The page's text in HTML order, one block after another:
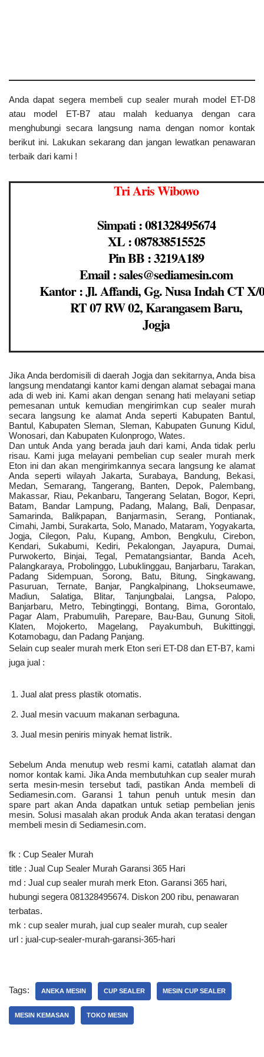
Anda dapat segera membeli cup sealer murah model ET-D8
atau model ET-B7 atau malah keduanya dengan cara
menghubungi secara langsung nama dengan nomor kontak
berikut ini. Lakukan sekarang dan jangan lewatkan penawaran
terbaik dari kami !
Tri Aris Wibowo
Simpati : 081328495674
XL : 087838515525
Pin BB : 3219A189
Email : sales@sediamesin.com
Kantor : Jl. Affandi, Gg. Nusa Indah CT X/
RT 07 RW 02, Karangasem Baru,
Jogja
Jika Anda berdomisili di daerah Jogja dan sekitarnya, Anda bisa
langsung mendatangi kantor kami dengan alamat sebagai mana
ada di web ini. Kami akan dengan senang hati melayani setiap
pemesanan untuk kemudian mengirimkan cup sealer murah
secara langsung ke alamat Anda seperti Kabupaten Bantul,
Bantul, Kabupaten Sleman, Sleman, Kabupaten Gunung Kidul,
Wonosari, dan Kabupaten Kulonprogo, Wates.
Dan untuk Anda yang berada jauh dari kami, Anda tidak perlu
risau. Kami juga melayani pembelian cup sealer murah merk
Eton ini dan akan mengirimkannya secara langsung ke alamat
Anda seperti wilayah Jakarta, Surabaya, Bandung, Bekasi,
Medan, Semarang, Tangerang, Banten, Depok, Palembang,
Makassar, Riau, Pekanbaru, Tangerang Selatan, Bogor, Kepri,
Batam, Bandar Lampung, Padang, Malang, Bali, Denpasar,
Samarinda, Balikpapan, Banjarmasin, Serang, Pontianak,
Cimahi, Jambi, Surakarta, Solo, Manado, Mataram, Yogyakarta,
Jogja, Cilegon, Palu, Kupang, Ambon, Bengkulu, Cirebon,
Kendari, Sukabumi, Kediri, Pekalongan, Jayapura, Dumai,
Purwokerto, Binjai, Tegal, Pematangsiantar, Banda Aceh,
Palangkaraya, Probolinggo, Lubuklinggau, Banjarbaru, Tarakan,
Padang Sidempuan, Sorong, Batu, Bitung, Singkawang,
Pasuruan, Ternate, Banjar, Pangkalpinang, Lhokseumawe,
Madiun, Salatiga, Blitar, Tanjungbalai, Langsa, Palopo,
Banjarbaru, Metro, Tebingtinggi, Bontang, Bima, Gorontalo,
Pagar Alam, Prabumulih, Parepare, Bau-Bau, Gunung Sitoli,
Klaten, Mojokerto, Magelang, Payakumbuh, Bukittinggi,
Kotamobagu, dan Padang Panjang.
Selain cup sealer murah merk Eton seri ET-D8 dan ET-B7, kami
juga jual :
Jual alat press plastik otomatis.
Jual mesin vacuum makanan serbaguna.
Jual mesin peniris minyak hemat listrik.
Sebelum Anda menutup web resmi kami, catatlah alamat dan
nomor kontak kami. Jika Anda membutuhkan cup sealer murah
serta mesin-mesin tersebut tadi, pastikan Anda membeli di
Sediamesin.com. Garansi 1 tahun penuh untuk mesin dan
spare part akan Anda dapatkan untuk setiap pembelian jenis
mesin. Solusi masalah akan produk Anda akan teratasi dengan
membeli mesin di Sediamesin.com.
fk : Cup Sealer Murah
title : Jual Cup Sealer Murah Garansi 365 Hari
md : Jual cup sealer murah merk Eton. Garansi 365 hari,
hubungi segera 081328495674. Diskon 200 ribu, penawaran
terbatas.
mk : cup sealer murah, jual cup sealer murah, cup sealer
url : jual-cup-sealer-murah-garansi-365-hari
Tags: ANEKA MESIN CUP SEALER MESIN CUP SEALER
MESIN KEMASAN TOKO MESIN